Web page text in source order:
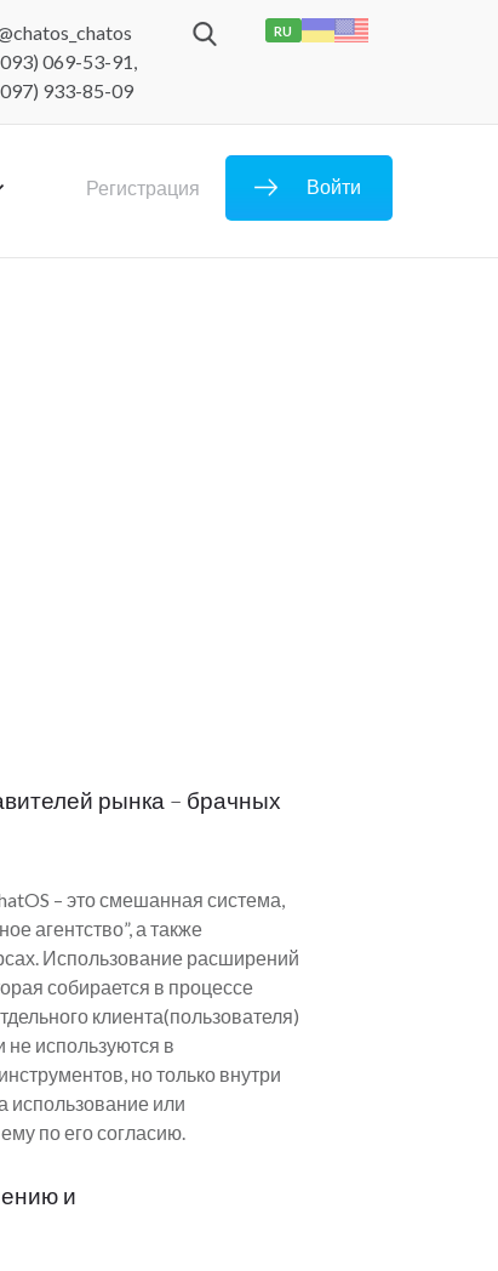
069-53-91,
933-85-09
RU
Регистрация Войти
рынка – брачных
– это смешанная система,
агентство”, а также
Использование расширений
собирается в процессе
клиента(пользователя)
используются в
но только внутри
использование или
по его согласию.
и